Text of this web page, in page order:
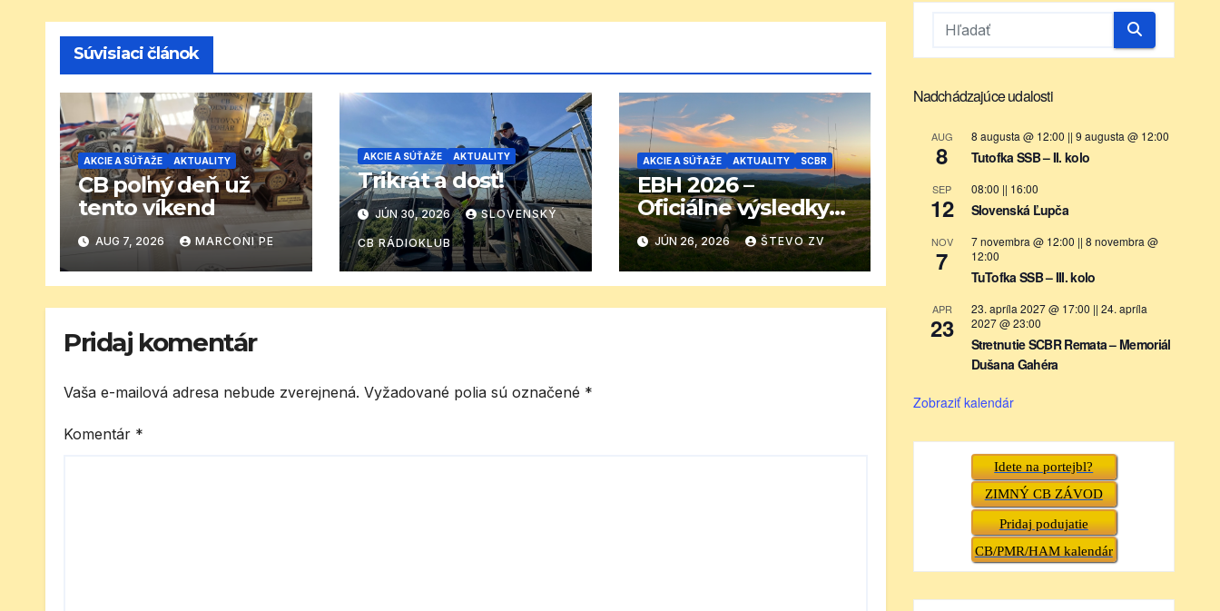
Súvisiaci článok
AKCIE A SÚŤAŽE AKTUALITY
CB poľný deň už
tento víkend
AUG 7, 2026 MARCONI PE
AKCIE A SÚŤAŽE AKTUALITY
Trikrát a dosť!
JÚN 30, 2026 SLOVENSKÝ
CB RÁDIOKLUB
AKCIE A SÚŤAŽE AKTUALITY SCBR
EBH 2026 –
Oficiálne výsledky
Slovenskej časti
JÚN 26, 2026 ŠTEVO ZV
Pridaj komentár
Vaša e-mailová adresa nebude zverejnená. Vyžadované polia sú označené *
Komentár *
Nadchádzajúce udalosti
AUG
8
8 augusta @ 12:00 || 9 augusta @ 12:00
Tutofka SSB – II. kolo
SEP
12
08:00 || 16:00
Slovenská Ľupča
NOV
7
7 novembra @ 12:00 || 8 novembra @
12:00
TuTofka SSB – III. kolo
APR
23
23. apríla 2027 @ 17:00 || 24. apríla
2027 @ 23:00
Stretnutie SCBR Remata – Memoriál
Dušana Gahéra
Zobraziť kalendár
Idete na portejbl?
ZIMNÝ CB ZÁVOD
Pridaj podujatie
CB/PMR/HAM kalendár